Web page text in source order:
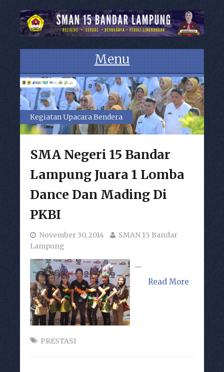
Menu
Skip to content
Kegiatan Upacara Bendera
SMA Negeri 15 Bandar
Lampung Juara 1 Lomba
Dance Dan Mading Di
PKBI
November 30, 2014
SMAN 15 Bandar
Lampung
...
Read More
PRESTASI